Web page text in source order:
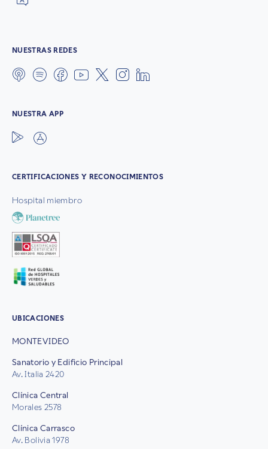
NUESTRAS REDES
NUESTRA APP
CERTIFICACIONES Y RECONOCIMIENTOS
Hospital miembro
UBICACIONES
MONTEVIDEO
Sanatorio y Edificio Principal
Av. Italia 2420
Clínica Central
Morales 2578
Clínica Carrasco
Av. Bolivia 1978